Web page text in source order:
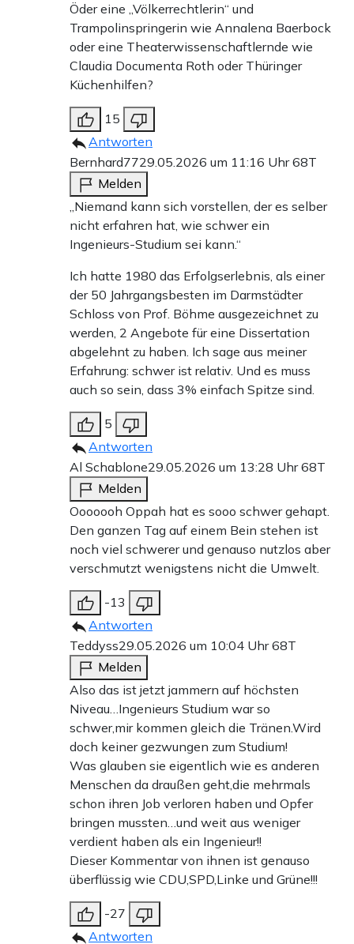
Öder eine „Völkerrechtlerin“ und
Trampolinspringerin wie Annalena Baerbock
oder eine Theaterwissenschaftlernde wie
Claudia Documenta Roth oder Thüringer
Küchenhilfen?
15
Antworten
Bernhard7729.05.2026 um 11:16 Uhr68T
Melden
„Niemand kann sich vorstellen, der es selber
nicht erfahren hat, wie schwer ein
Ingenieurs-Studium sei kann.“
Ich hatte 1980 das Erfolgserlebnis, als einer
der 50 Jahrgangsbesten im Darmstädter
Schloss von Prof. Böhme ausgezeichnet zu
werden, 2 Angebote für eine Dissertation
abgelehnt zu haben. Ich sage aus meiner
Erfahrung: schwer ist relativ. Und es muss
auch so sein, dass 3% einfach Spitze sind.
5
Antworten
Al Schablone29.05.2026 um 13:28 Uhr68T
Melden
Ooooooh Oppah hat es sooo schwer gehapt.
Den ganzen Tag auf einem Bein stehen ist
noch viel schwerer und genauso nutzlos aber
verschmutzt wenigstens nicht die Umwelt.
-13
Antworten
Teddyss29.05.2026 um 10:04 Uhr68T
Melden
Also das ist jetzt jammern auf höchsten
Niveau…Ingenieurs Studium war so
schwer,mir kommen gleich die Tränen.Wird
doch keiner gezwungen zum Studium!
Was glauben sie eigentlich wie es anderen
Menschen da draußen geht,die mehrmals
schon ihren Job verloren haben und Opfer
bringen mussten…und weit aus weniger
verdient haben als ein Ingenieur!!
Dieser Kommentar von ihnen ist genauso
überflüssig wie CDU,SPD,Linke und Grüne!!!
-27
Antworten